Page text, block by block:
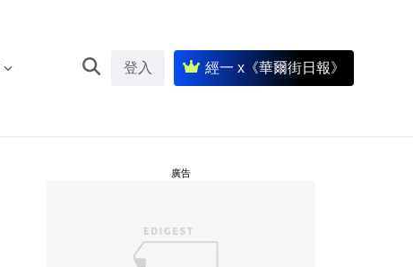
登入 經一 x《華爾街日報》
廣告